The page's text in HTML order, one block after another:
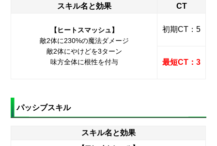
スキル名と効果 CT
【ヒートスマッシュ】
敵2体に230%の魔法ダメージ
敵2体にやけどを3ターン
味方全体に根性を付与
初期CT：5
最短CT：3
パッシブスキル
スキル名と効果